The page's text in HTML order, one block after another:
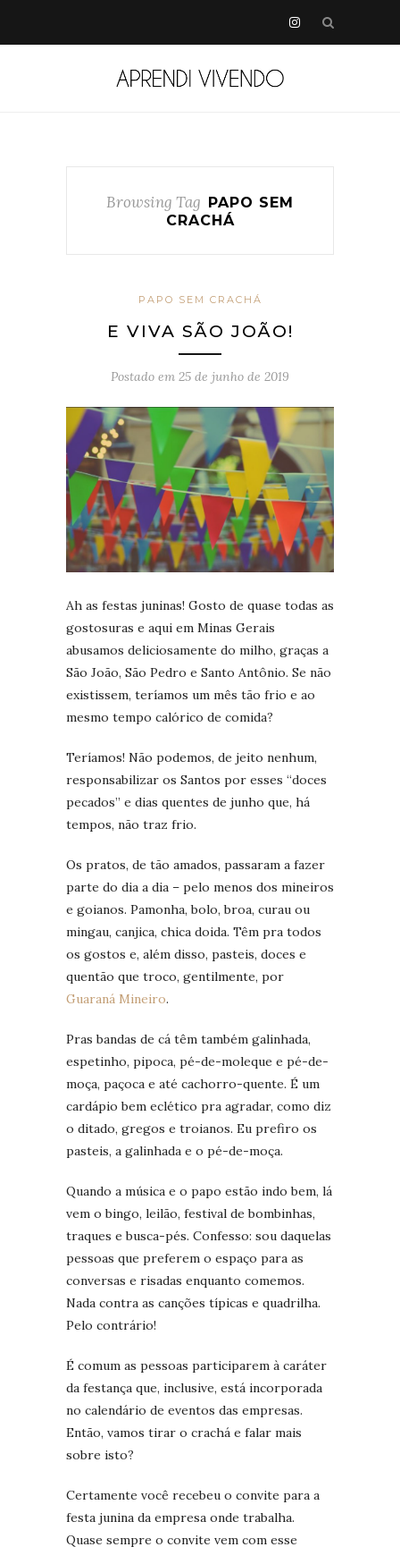
Browsing Tag PAPO SEM
CRACHÁ
PAPO SEM CRACHÁ
E VIVA SÃO JOÃO!
Postado em 25 de junho de 2019
Ah as festas juninas! Gosto de quase todas as
gostosuras e aqui em Minas Gerais
abusamos deliciosamente do milho, graças a
São João, São Pedro e Santo Antônio. Se não
existissem, teríamos um mês tão frio e ao
mesmo tempo calórico de comida?
Teríamos! Não podemos, de jeito nenhum,
responsabilizar os Santos por esses “doces
pecados” e dias quentes de junho que, há
tempos, não traz frio.
Os pratos, de tão amados, passaram a fazer
parte do dia a dia – pelo menos dos mineiros
e goianos. Pamonha, bolo, broa, curau ou
mingau, canjica, chica doida. Têm pra todos
os gostos e, além disso, pasteis, doces e
quentão que troco, gentilmente, por
Guaraná Mineiro.
Pras bandas de cá têm também galinhada,
espetinho, pipoca, pé-de-moleque e pé-de-
moça, paçoca e até cachorro-quente. É um
cardápio bem eclético pra agradar, como diz
o ditado, gregos e troianos. Eu prefiro os
pasteis, a galinhada e o pé-de-moça.
Quando a música e o papo estão indo bem, lá
vem o bingo, leilão, festival de bombinhas,
traques e busca-pés. Confesso: sou daquelas
pessoas que preferem o espaço para as
conversas e risadas enquanto comemos.
Nada contra as canções típicas e quadrilha.
Pelo contrário!
É comum as pessoas participarem à caráter
da festança que, inclusive, está incorporada
no calendário de eventos das empresas.
Então, vamos tirar o crachá e falar mais
sobre isto?
Certamente você recebeu o convite para a
festa junina da empresa onde trabalha.
Quase sempre o convite vem com esse